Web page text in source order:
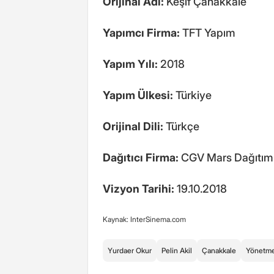
Yapımcı Firma: TFT Yapım
Yapım Yılı: 2018
Yapım Ülkesi: Türkiye
Orijinal Dili: Türkçe
Dağıtıcı Firma: CGV Mars Dağıtım
Vizyon Tarihi: 19.10.2018
Kaynak: InterSinema.com
Yurdaer Okur Pelin Akil Çanakkale